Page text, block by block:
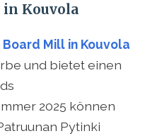
Kouvola
Mill in Kouvola
und bietet einen
2025 können
Pytinki